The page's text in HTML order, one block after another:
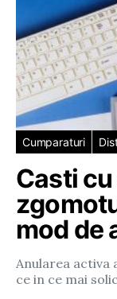
Cumparaturi
Casti
mod de
Anularea activa
ce in ce mai